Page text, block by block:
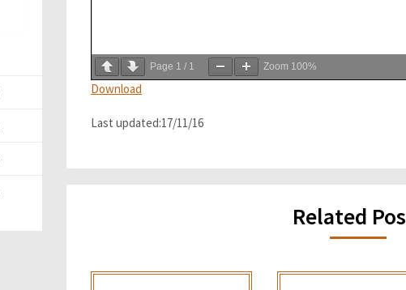
Page 1 / 1 Zoom 100%
Download
Last updated:17/11/16
Related